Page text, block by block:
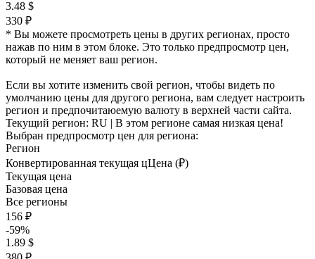
3.48 $
330 ₽
* Вы можете просмотреть цены в других регионах, просто
нажав по ним в этом блоке. Это только предпросмотр цен,
который не меняет ваш регион.
Если вы хотите изменить свой регион, чтобы видеть по
умолчанию цены для другого региона, вам следует настроить
регион и предпочитаюемую валюту в верхней части сайта.
Текущий регион: RU | В этом регионе самая низкая цена!
Выбран предпросмотр цен для региона:
Регион
Конвертированная текущая цЦена (₽)
Текущая цена
Базовая цена
Все регионы
156 ₽
-59%
1.89 $